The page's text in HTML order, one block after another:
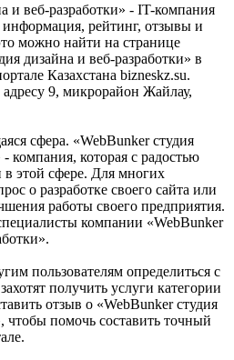
и веб-разработки» - IT-компания
информация, рейтинг, отзывы и
можно найти на странице
дизайна и веб-разработки» в
Казахстана bizneskz.su.
9, микрорайон Жайлау,
сфера. «WebBunker студия
компания, которая с радостью
в этой сфере. Для многих
о разработке своего сайта или
работы своего предприятия.
компании «WebBunker
пользователям определиться с
получить услуги категории
отзыв о «WebBunker студия
чтобы помочь составить точный